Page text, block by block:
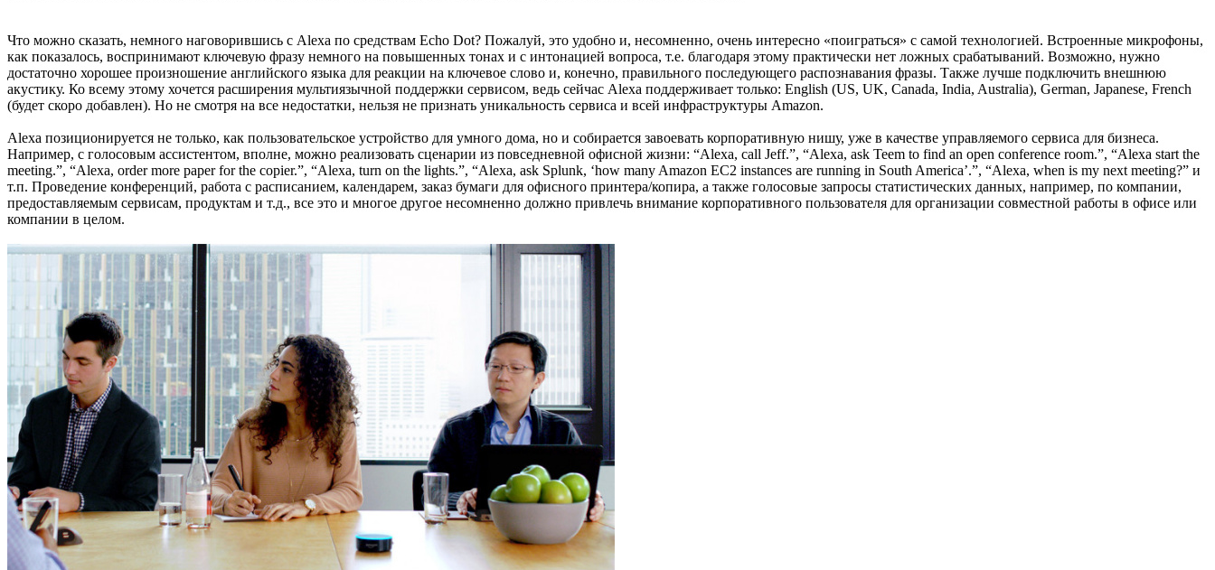
Что можно сказать, немного наговорившись с Alexa по средствам Echo Dot? Пожалуй, это удобно и, несомненно, очень интересно «поиграться» с самой технологией. Встроенные микрофоны,
как показалось, воспринимают ключевую фразу немного на повышенных тонах и с интонацией вопроса, т.е. благодаря этому практически нет ложных срабатываний. Возможно, нужно
достаточно хорошее произношение английского языка для реакции на ключевое слово и, конечно, правильного последующего распознавания фразы. Также лучше подключить внешнюю
акустику. Ко всему этому хочется расширения мультиязычной поддержки сервисом, ведь сейчас Alexa поддерживает только: English (US, UK, Canada, India, Australia), German, Japanese, French
(будет скоро добавлен). Но не смотря на все недостатки, нельзя не признать уникальность сервиса и всей инфраструктуры Amazon.
Alexa позиционируется не только, как пользовательское устройство для умного дома, но и собирается завоевать корпоративную нишу, уже в качестве управляемого сервиса для бизнеса.
Например, с голосовым ассистентом, вполне, можно реализовать сценарии из повседневной офисной жизни: “Alexa, call Jeff.”, “Alexa, ask Teem to find an open conference room.”, “Alexa start the
meeting.”, “Alexa, order more paper for the copier.”, “Alexa, turn on the lights.”, “Alexa, ask Splunk, ‘how many Amazon EC2 instances are running in South America’.”, “Alexa, when is my next meeting?” и
т.п. Проведение конференций, работа с расписанием, календарем, заказ бумаги для офисного принтера/копира, а также голосовые запросы статистических данных, например, по компании,
предоставляемым сервисам, продуктам и т.д., все это и многое другое несомненно должно привлечь внимание корпоративного пользователя для организации совместной работы в офисе или
компании в целом.